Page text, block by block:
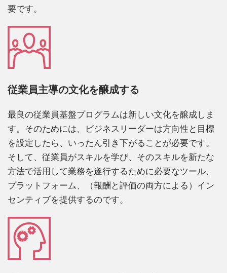
要です。
従業員主導の文化を醸成する
最良の従業員基盤プログラムは新しい文化を醸成しま
す。そのためには、ビジネスリーダーは方向性と目標
を設定したら、いったん引き下がることが必要です。
そして、従業員がスキルを学び、そのスキルを新たな
方法で活用して業務を遂行するために必要なツール、
プラットフォーム、（報酬と評価の両方による）イン
センティブを提供するのです。